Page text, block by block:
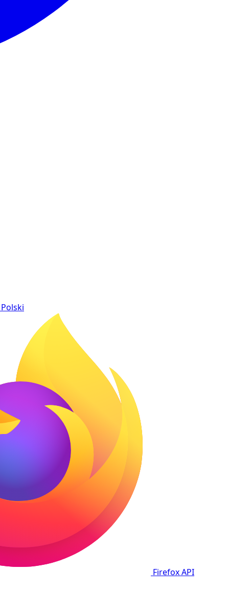
Polski
FirefoxAPI